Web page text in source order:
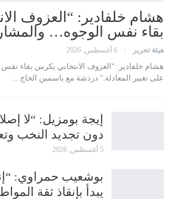
هشام خلفادير: “العزوف
بقاء نفس الوجوه…
هيئة تحرير 6 أغسطس, 2026
هشام خلفادير: "العزوف الانتخابي يكرس بقاء نفس
على تغيير المعادلة." دردشة مع ياسمين الحاج…
إيجة بومزيل: “لا
دون تجديد النخب
5 أغسطس, 2026
بوشعيب حمراوي:
يبدأ بإنقاذ ثقة